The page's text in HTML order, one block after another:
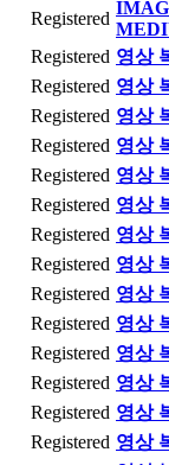
Registered
Registered 영상
Registered 영상
Registered 영상
Registered 영상
Registered 영상
Registered 영상
Registered 영상
Registered 영상
Registered 영상
Registered 영상
Registered 영상
Registered 영상
Registered 영상
Registered 영상